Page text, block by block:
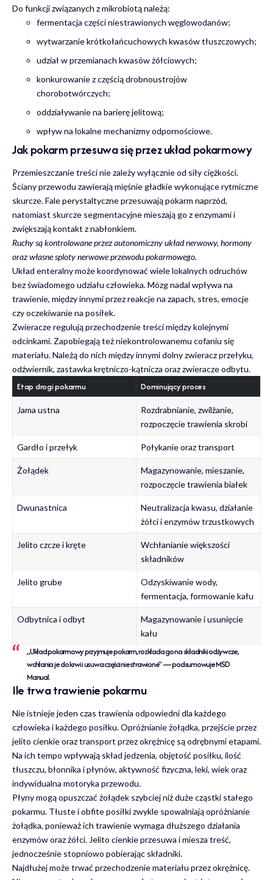
Do funkcji związanych z mikrobiotą należą:
fermentacja części niestrawionych węglowodanów;
wytwarzanie krótkołańcuchowych kwasów tłuszczowych;
udział w przemianach kwasów żółciowych;
konkurowanie z częścią drobnoustrojów
chorobotwórczych;
oddziaływanie na barierę jelitową;
wpływ na lokalne mechanizmy odpornościowe.
Jak pokarm przesuwa się przez układ pokarmowy
Przemieszczanie treści nie zależy wyłącznie od siły ciężkości.
Ściany przewodu zawierają mięśnie gładkie wykonujące rytmiczne
skurcze. Fale perystaltyczne przesuwają pokarm naprzód,
natomiast skurcze segmentacyjne mieszają go z enzymami i
zwiększają kontakt z nabłonkiem.
Ruchy są kontrolowane przez autonomiczny układ nerwowy, hormony
oraz własne sploty nerwowe przewodu pokarmowego.
Układ enteralny może koordynować wiele lokalnych odruchów
bez świadomego udziału człowieka. Mózg nadal wpływa na
trawienie, między innymi przez reakcje na zapach, stres, emocje
czy oczekiwanie na posiłek.
Zwieracze regulują przechodzenie treści między kolejnymi
odcinkami. Zapobiegają też niekontrolowanemu cofaniu się
materiału. Należą do nich między innymi dolny zwieracz przełyku,
odźwiernik, zastawka krętniczo-kątnicza oraz zwieracze odbytu.
Etap drogi pokarmu Dominujący proces
Jama ustna
Rozdrabnianie, zwilżanie,
rozpoczęcie trawienia skrobi
Gardło i przełyk Połykanie oraz transport
Żołądek
Magazynowanie, mieszanie,
rozpoczęcie trawienia białek
Dwunastnica
Neutralizacja kwasu, działanie
żółci i enzymów trzustkowych
Jelito czcze i kręte
Wchłanianie większości
składników
Jelito grube
Odzyskiwanie wody,
fermentacja, formowanie kału
Odbytnica i odbyt
Magazynowanie i usunięcie
kału
„Układ pokarmowy przyjmuje pokarm, rozkłada go na składniki odżywcze,
wchłania je do krwi i usuwa części niestrawione” — podsumowuje MSD
Manual.
Ile trwa trawienie pokarmu
Nie istnieje jeden czas trawienia odpowiedni dla każdego
człowieka i każdego posiłku. Opróżnianie żołądka, przejście przez
jelito cienkie oraz transport przez okrężnicę są odrębnymi etapami.
Na ich tempo wpływają skład jedzenia, objętość posiłku, ilość
tłuszczu, błonnika i płynów, aktywność fizyczna, leki, wiek oraz
indywidualna motoryka przewodu.
Płyny mogą opuszczać żołądek szybciej niż duże cząstki stałego
pokarmu. Tłuste i obfite posiłki zwykle spowalniają opróżnianie
żołądka, ponieważ ich trawienie wymaga dłuższego działania
enzymów oraz żółci. Jelito cienkie przesuwa i miesza treść,
jednocześnie stopniowo pobierając składniki.
Najdłużej może trwać przechodzenie materiału przez okrężnicę.